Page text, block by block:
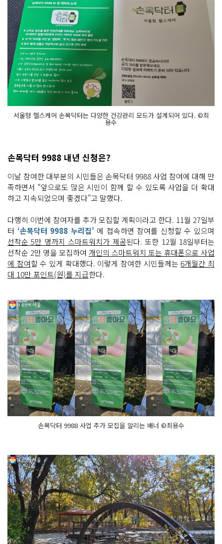
서울형 헬스케어 손목닥터는 다양한 건강관리 모드가 설계되어 있다. ©최
용수
손목닥터 9988 내년 신청은?
이날 참여한 대부분의 시민들은 손목닥터 9988 사업 참여에 대해 만
족하면서 “앞으로도 많은 시민이 함께 할 수 있도록 사업을 더 확대
하고 지속되었으며 좋겠다”고 말했다.
다행히 이번에 참여자를 추가 모집할 계획이라고 한다. 11월 27일부
터 ‘손목닥터 9988 누리집’ 에 접속하면 참여를 신청할 수 있으며
선착순 5만 명까지 스마트워치가 제공된다. 또한 12월 18일부터는
선착순 2만 명을 모집하여 개인의 스마트워치 또는 휴대폰으로 사업
에 참여할 수 있게 확대했다. 이렇게 참여한 시민들께는 6개월간 최
대 10만 포인트(원)를 지급한다.
손목닥터 9988 사업 추가 모집을 알리는 배너 ©최용수